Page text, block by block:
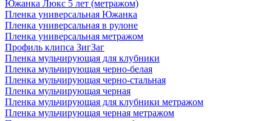
Южанка Люкс 5 лет (метражом)
Пленка универсальная Южанка
Пленка универсальная в рулоне
Пленка универсальная метражом
Профиль клипса ЗигЗаг
Пленка мульчирующая для клубники
Пленка мульчирующая черно-белая
Пленка мульчирующая черно-стальная
Пленка мульчирующая черная
Пленка мульчирующая для клубники метражом
Пленка мульчирующая черная метражом